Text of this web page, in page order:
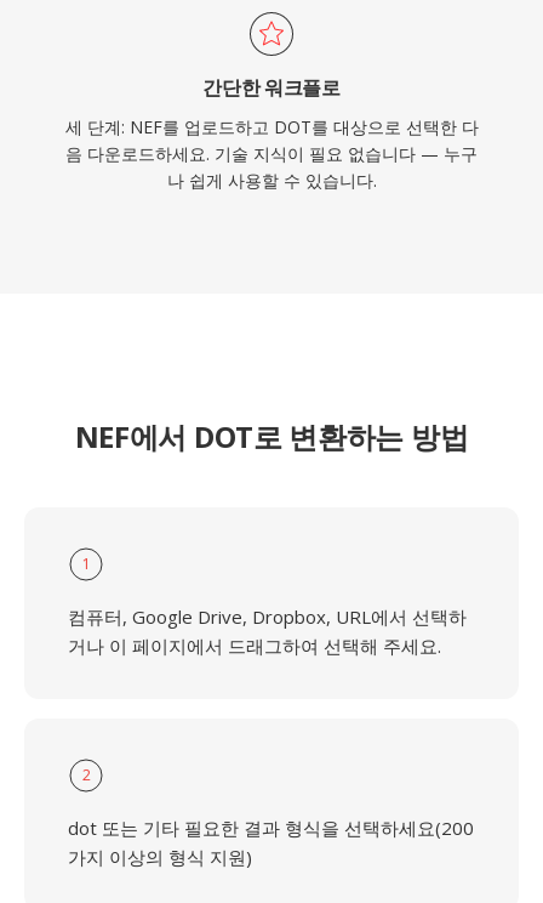
간단한 워크플로
세 단계: NEF를 업로드하고 DOT를 대상으로 선택한 다
음 다운로드하세요. 기술 지식이 필요 없습니다 — 누구
나 쉽게 사용할 수 있습니다.
NEF에서 DOT로 변환하는 방법
1
컴퓨터, Google Drive, Dropbox, URL에서 선택하
거나 이 페이지에서 드래그하여 선택해 주세요.
2
dot 또는 기타 필요한 결과 형식을 선택하세요(200
가지 이상의 형식 지원)